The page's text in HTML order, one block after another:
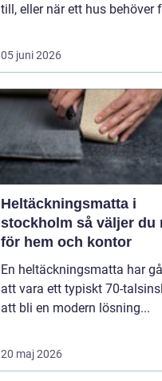
till, eller när ett hus behöver
05 juni 2026
Heltäckningsmatta i
stockholm så väljer du rätt
för hem och kontor
En heltäckningsmatta har
att vara ett typiskt 70-
att bli en modern lösning...
20 maj 2026